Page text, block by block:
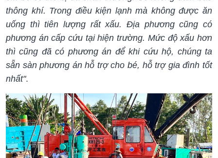
thông khí. Trong điều kiện lạnh mà không được ăn
uống thì tiên lượng rất xấu. Địa phương cũng có
phương án cấp cứu tại hiện trường. Mức độ xấu hơn
thì cũng đã có phương án để khi cứu hộ, chúng ta
sẵn sàn phương án hỗ trợ cho bé, hỗ trợ gia đình tốt
nhất".